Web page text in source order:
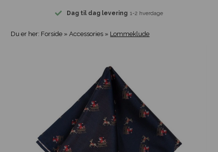
Dag til dag levering 1-2 hverdage
Du er her: Forside »Accessories » Lommeklude